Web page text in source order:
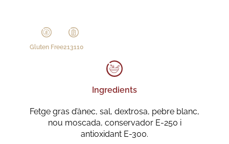
Gluten Free213110
Ingredients
Fetge gras d’ànec, sal, dextrosa, pebre blanc,
nou moscada, conservador E-250 i
antioxidant E-300.